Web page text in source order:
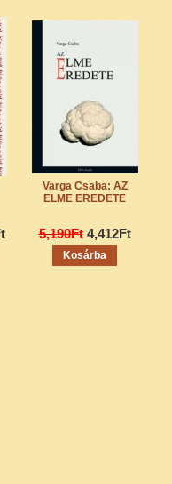
Varga Csaba: AZ
ELME EREDETE
5,190Ft 4,412Ft
Kosárba